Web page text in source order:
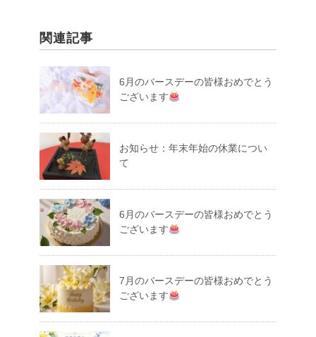
関連記事
6月のバースデーの皆様おめでとう
ございます
お知らせ：年末年始の休業につい
て
6月のバースデーの皆様おめでとう
ございます
7月のバースデーの皆様おめでとう
ございます